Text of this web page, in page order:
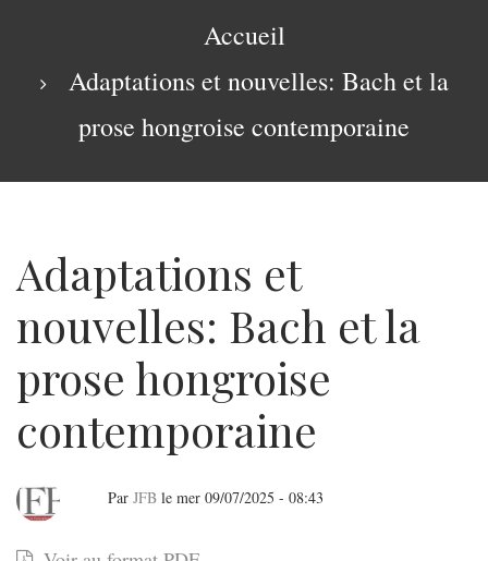
Accueil
Adaptations et nouvelles: Bach et la
prose hongroise contemporaine
Adaptations et
nouvelles: Bach et la
prose hongroise
contemporaine
Adaptations
Par JFB le mer 09/07/2025 - 08:43